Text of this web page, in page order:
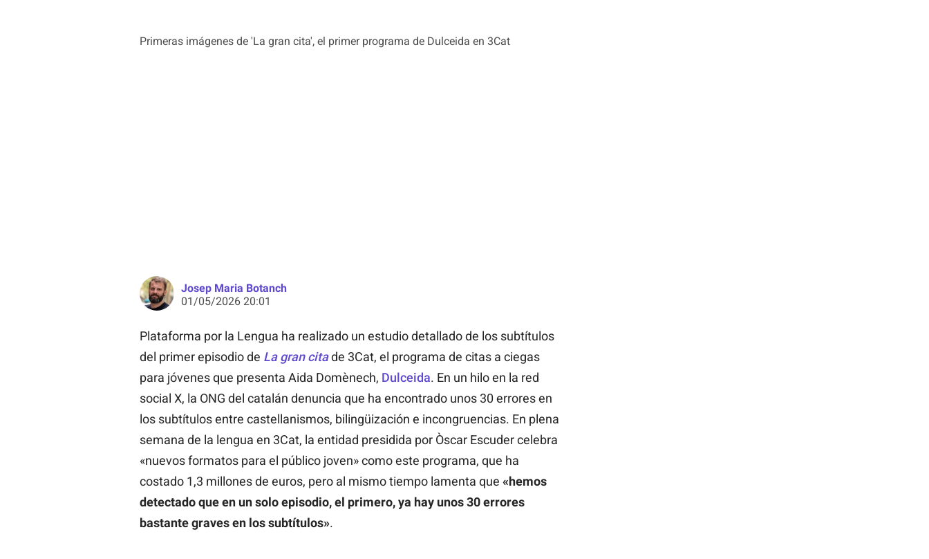
Primeras imágenes de 'La gran cita', el primer programa de Dulceida en 3Cat
Josep Maria Botanch
01/05/2026 20:01
Plataforma por la Lengua ha realizado un estudio detallado de los subtítulos
del primer episodio de La gran citade 3Cat, el programa de citas a ciegas
para jóvenes que presenta Aida Domènech, Dulceida. En un hilo en la red
social X, la ONG del catalán denuncia que ha encontrado unos 30 errores en
los subtítulos entre castellanismos, bilingüización e incongruencias. En plena
semana de la lengua en 3Cat, la entidad presidida por Òscar Escuder celebra
«nuevos formatos para el público joven» como este programa, que ha
costado 1,3 millones de euros, pero al mismo tiempo lamenta que «hemos
detectado que en un solo episodio, el primero, ya hay unos 30 errores
bastante graves en los subtítulos».